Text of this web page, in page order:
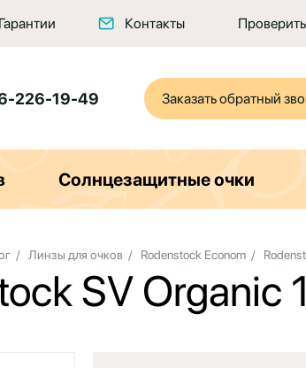
Гарантии Контакты
226-19-49 Заказать обратный
Солнцезащитные очки
/ Линзы для очков / Rodenstock Econom /
SV Organic